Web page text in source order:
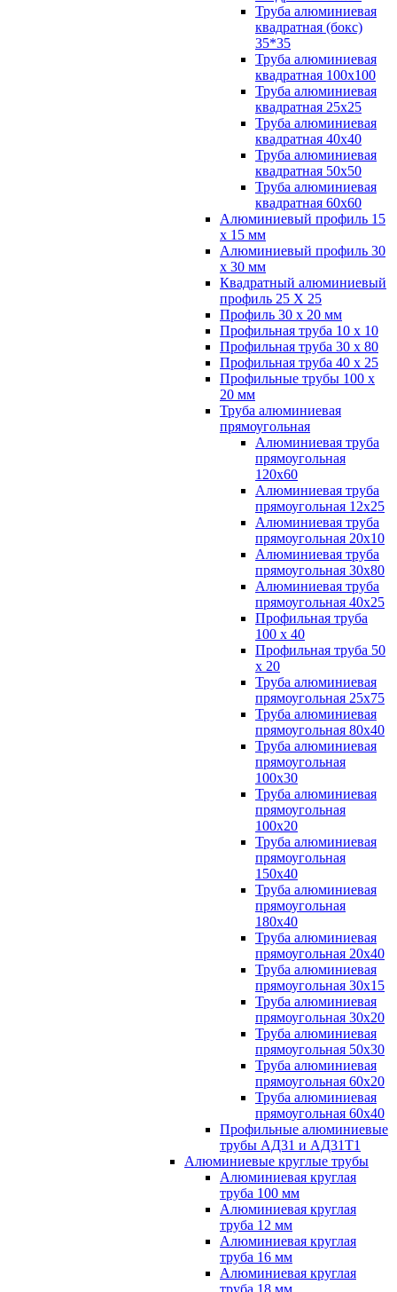
Труба алюминиевая
квадратная (бокс)
35*35
Труба алюминиевая
квадратная 100х100
Труба алюминиевая
квадратная 25х25
Труба алюминиевая
квадратная 40х40
Труба алюминиевая
квадратная 50х50
Труба алюминиевая
квадратная 60х60
Алюминиевый профиль 15
х 15 мм
Алюминиевый профиль 30
х 30 мм
Квадратный алюминиевый
профиль 25 Х 25
Профиль 30 х 20 мм
Профильная труба 10 х 10
Профильная труба 30 х 80
Профильная труба 40 х 25
Профильные трубы 100 х
20 мм
Труба алюминиевая
прямоугольная
Алюминиевая труба
прямоугольная
120х60
Алюминиевая труба
прямоугольная 12х25
Алюминиевая труба
прямоугольная 20х10
Алюминиевая труба
прямоугольная 30х80
Алюминиевая труба
прямоугольная 40х25
Профильная труба
100 х 40
Профильная труба 50
х 20
Труба алюминиевая
прямоугольная 25х75
Труба алюминиевая
прямоугольная 80х40
Труба алюминиевая
прямоугольная
100x30
Труба алюминиевая
прямоугольная
100х20
Труба алюминиевая
прямоугольная
150x40
Труба алюминиевая
прямоугольная
180x40
Труба алюминиевая
прямоугольная 20х40
Труба алюминиевая
прямоугольная 30x15
Труба алюминиевая
прямоугольная 30х20
Труба алюминиевая
прямоугольная 50х30
Труба алюминиевая
прямоугольная 60x20
Труба алюминиевая
прямоугольная 60х40
Профильные алюминиевые
трубы АД31 и АД31Т1
Алюминиевые круглые трубы
Алюминиевая круглая
труба 100 мм
Алюминиевая круглая
труба 12 мм
Алюминиевая круглая
труба 16 мм
Алюминиевая круглая
труба 18 мм